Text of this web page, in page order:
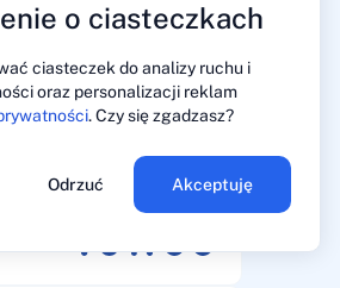
o ciasteczkach
ciasteczek do analizy ruchu i
oraz personalizacji reklam
. Czy się zgadzasz?
Odrzuć Akceptuję